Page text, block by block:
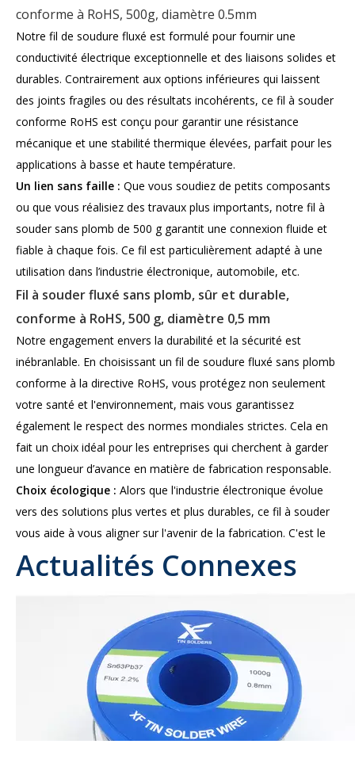
conforme à RoHS, 500g, diamètre 0.5mm
Notre fil de soudure fluxé est formulé pour fournir une
conductivité électrique exceptionnelle et des liaisons solides et
durables. Contrairement aux options inférieures qui laissent
des joints fragiles ou des résultats incohérents, ce fil à souder
conforme RoHS est conçu pour garantir une résistance
mécanique et une stabilité thermique élevées, parfait pour les
applications à basse et haute température.
Un lien sans faille : Que vous soudiez de petits composants
ou que vous réalisiez des travaux plus importants, notre fil à
souder sans plomb de 500 g garantit une connexion fluide et
fiable à chaque fois. Ce fil est particulièrement adapté à une
utilisation dans l’industrie électronique, automobile, etc.
Fil à souder fluxé sans plomb, sûr et durable,
conforme à RoHS, 500 g, diamètre 0,5 mm
Notre engagement envers la durabilité et la sécurité est
inébranlable. En choisissant un fil de soudure fluxé sans plomb
conforme à la directive RoHS, vous protégez non seulement
votre santé et l'environnement, mais vous garantissez
également le respect des normes mondiales strictes. Cela en
fait un choix idéal pour les entreprises qui cherchent à garder
une longueur d’avance en matière de fabrication responsable.
Choix écologique : Alors que l'industrie électronique évolue
vers des solutions plus vertes et plus durables, ce fil à souder
vous aide à vous aligner sur l'avenir de la fabrication. C'est le
choix idéal pour les consommateurs et les entreprises
soucieux de l'environnement qui cherchent à réduire leur
Actualités Connexes